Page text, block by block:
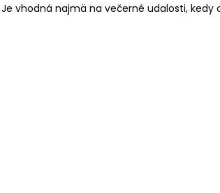
vhodná najmä na večerné udalosti,